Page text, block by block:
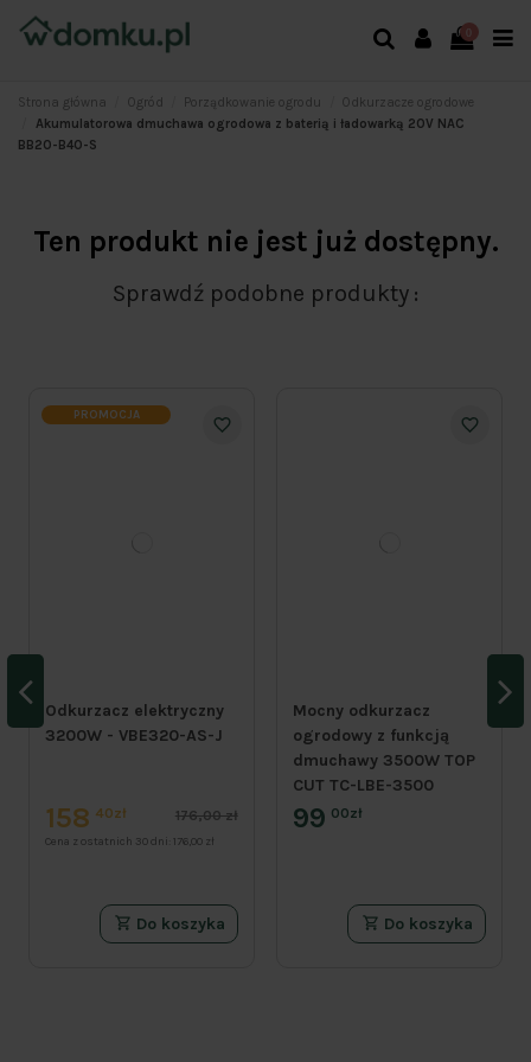
Strona główna Ogród Porządkowanie ogrodu
Odkurzacze ogrodowe
Akumulatorowa dmuchawa ogrodowa z baterią i ładowarką 20V NAC
BB20-B40-S
Ten produkt nie jest już dostępny.
Sprawdź podobne produkty
PROMOCJA
Odkurzacz elektryczny
3200W - VBE320-AS-J
158 40zł 176,00 zł
Cena z ostatnich 30 dni: 176,00 zł
Do koszyka
Mocny odkurzacz
ogrodowy z funkcją
dmuchawy 3500W TOP
CUT TC-LBE-3500
99 00zł
Do koszyka